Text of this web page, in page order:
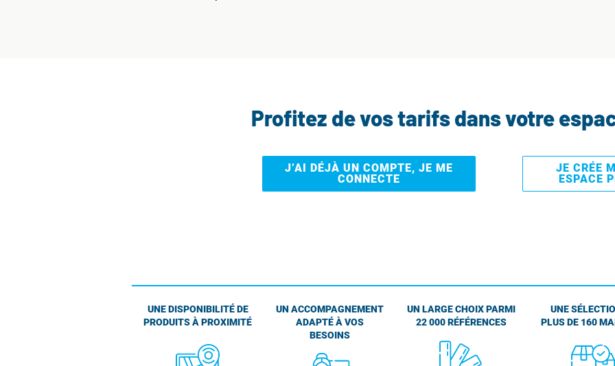
Profitez de vos tarifs dans votre
J’AI DÉJÀ UN COMPTE, JE ME
CONNECTE
JE CRÉE
ESPACE
UNE DISPONIBILITÉ DE
PRODUITS À PROXIMITÉ
UN ACCOMPAGNEMENT
ADAPTÉ À VOS
BESOINS
UN LARGE CHOIX PARMI
22 000 RÉFÉRENCES
UNE
PLUS DE 160